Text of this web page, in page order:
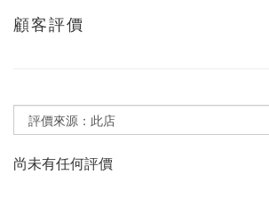
顧客評價
尚未有任何評價